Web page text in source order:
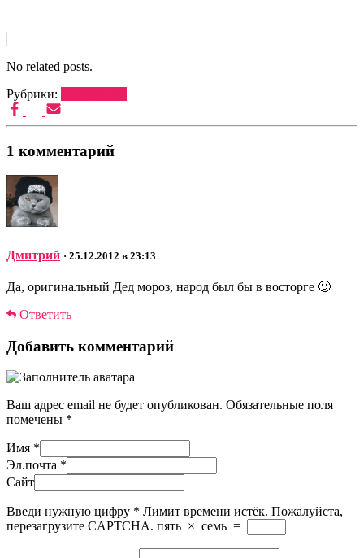
No related posts.
Рубрики:
1 комментарий
Дмитрий · 25.12.2012 в 23:13
Да, оригинальный Дед мороз, народ был бы в восторге 🙂
Ответить
Добавить комментарий
Ваш адрес email не будет опубликован. Обязательные поля
помечены *
Имя *
Эл.почта *
Сайт
Введи нужную цифру * Лимит времени истёк. Пожалуйста,
перезагрузите CAPTCHA. пять × семь =